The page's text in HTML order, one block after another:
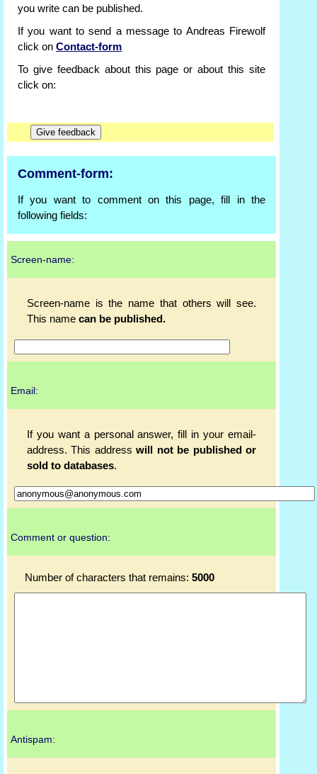
you write can be published.
If you want to send a message to Andreas Firewolf
click on Contact-form
To give feedback about this page or about this site
click on:
Comment-form:
If you want to comment on this page, fill in the
following fields:
Screen-name:
Screen-name is the name that others will see.
This name can be published.
Email:
If you want a personal answer, fill in your email-
address. This addresswill not be published or
sold to databases.
Comment or question:
Number of characters that remains: 5000
Antispam: